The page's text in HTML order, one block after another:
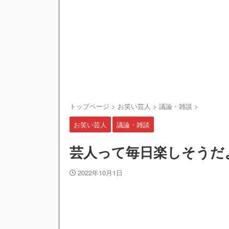
トップページ > お笑い芸人 > 議論・雑談 >
お笑い芸人
議論・雑談
芸人って毎日楽しそうだ
2022年10月1日